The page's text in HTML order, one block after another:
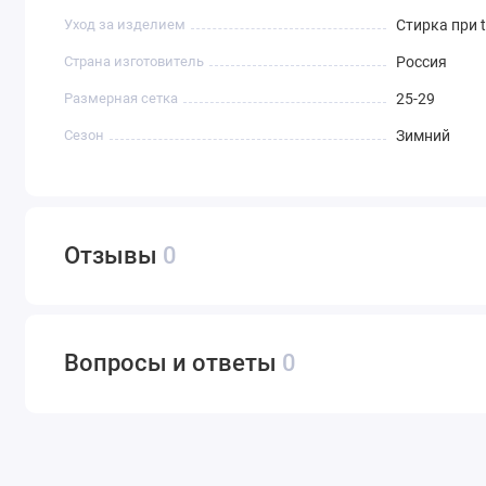
Уход за изделием Стирка при
Страна изготовитель Россия
Размерная сетка 25-29
Сезон Зимний
Отзывы 0
Вопросы и ответы 0